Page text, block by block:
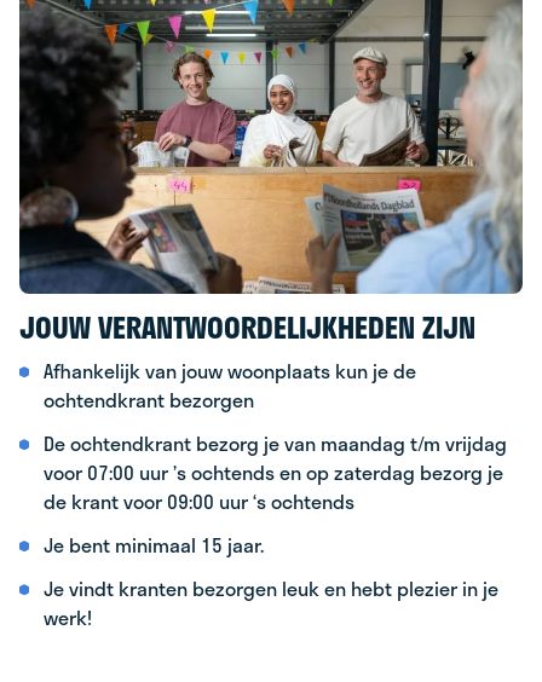
JOUW VERANTWOORDELIJKHEDEN ZIJN
Afhankelijk van jouw woonplaats kun je de
ochtendkrant bezorgen
De ochtendkrant bezorg je van maandag t/m vrijdag
voor 07:00 uur ’s ochtends en op zaterdag bezorg je
de krant voor 09:00 uur ‘s ochtends
Je bent minimaal 15 jaar.
Je vindt kranten bezorgen leuk en hebt plezier in je
werk!